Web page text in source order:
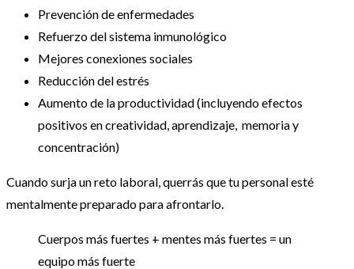
Prevención de enfermedades
Refuerzo del sistema inmunológico
Mejores conexiones sociales
Reducción del estrés
Aumento de la productividad (incluyendo efectos
positivos en creatividad, aprendizaje, memoria y
concentración)
Cuando surja un reto laboral, querrás que tu personal esté
mentalmente preparado para afrontarlo.
Cuerpos más fuertes + mentes más fuertes = un
equipo más fuerte